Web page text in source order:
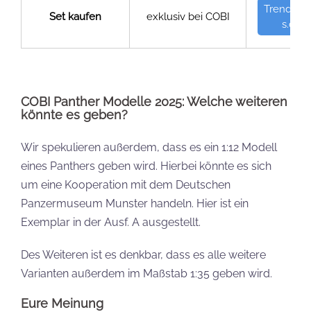
Set kaufen exklusiv bei COBI
s.de
COBI Panther Modelle 2025: Welche weiteren
könnte es geben?
Wir spekulieren außerdem, dass es ein 1:12 Modell
eines Panthers geben wird. Hierbei könnte es sich
um eine Kooperation mit dem Deutschen
Panzermuseum Munster handeln. Hier ist ein
Exemplar in der Ausf. A ausgestellt.
Des Weiteren ist es denkbar, dass es alle weitere
Varianten außerdem im Maßstab 1:35 geben wird.
Eure Meinung